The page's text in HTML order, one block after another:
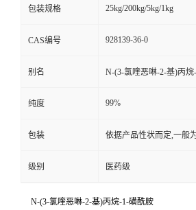
包装规格 25kg/200kg/5kg/1kg
CAS编号 928139-36-0
别名 N-(3-氯喹恶啉-2-基)丙烷
纯度 99%
包装 依据产品性状而定,一般
级别 医药级
N-(3-氯喹恶啉-2-基)丙烷-1-磺酰胺